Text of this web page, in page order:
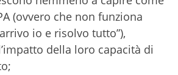
(ovvero che non funziona
io e risolvo tutto”),
della loro capacità di